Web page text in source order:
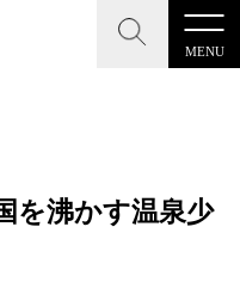
MENU
CLOSE
CLOSE
化メディア
を沸かす温泉少